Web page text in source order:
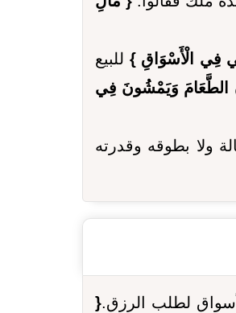
فِي الْأَسْوَاقِ } للبيع
الطَّعَامَ وَيَمْشُونَ فِي
ولا بطوقه وقدرته
لطلب الرزق.{